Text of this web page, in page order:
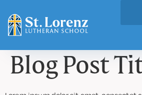
Blog Post